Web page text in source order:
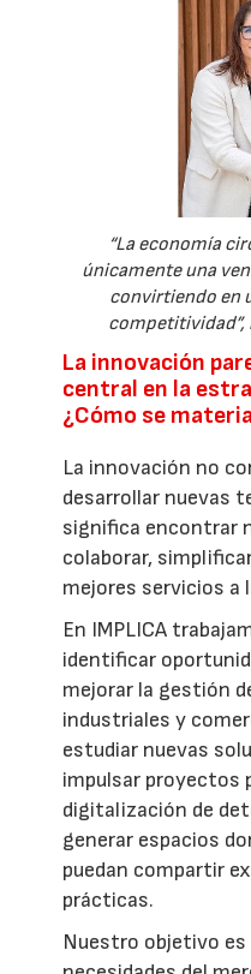
“La economía
únicamente una
convirtiendo en
competitividad”,
La innovación
central en la
¿Cómo se
La innovación no
desarrollar nuevas
significa encontrar
colaborar,
mejores servicios a
En IMPLICA
identificar
mejorar la gestión
industriales y
estudiar nuevas
impulsar proyectos
digitalización de
generar espacios
puedan compartir
prácticas.
Nuestro objetivo